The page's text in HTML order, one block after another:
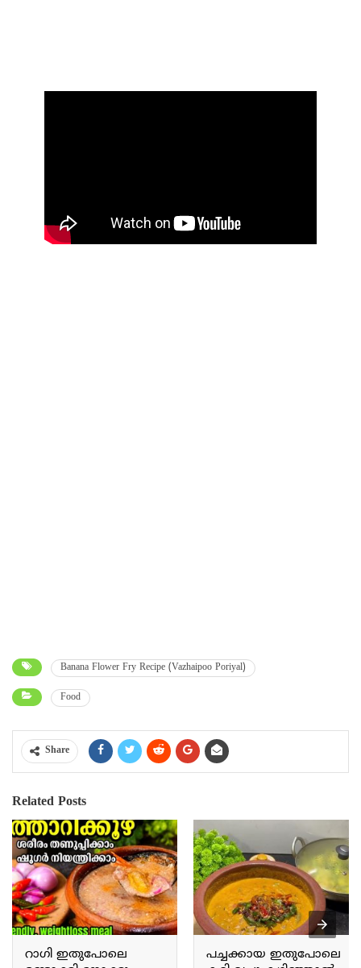
Banana Flower Fry Recipe (Vazhaipoo Poriyal)
Food
Share
Related Posts
റാഗി ഇതുപോലെ
പച്ചക്കായ ഇതുപോലെ